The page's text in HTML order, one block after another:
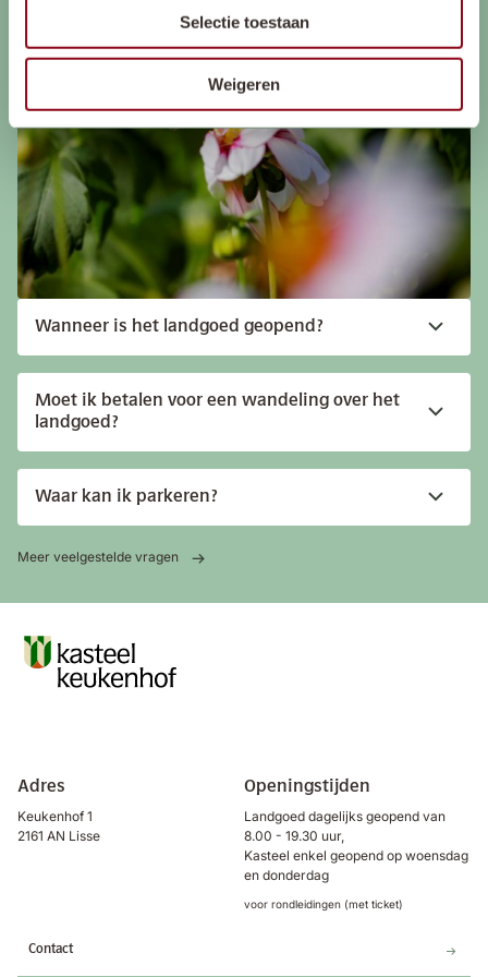
Selectie toestaan
Weigeren
Wanneer is het landgoed geopend?
Moet ik betalen voor een wandeling over het
landgoed?
Waar kan ik parkeren?
Meer veelgestelde vragen
Adres
Keukenhof 1
2161 AN Lisse
Openingstijden
Landgoed dagelijks geopend van
8.00 - 19.30 uur,
Kasteel enkel geopend op woensdag
en donderdag
voor rondleidingen (met ticket)
Contact